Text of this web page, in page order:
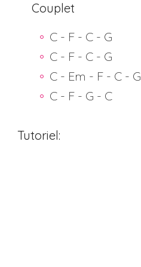
Couplet
C - F - C - G
C - F - C - G
C - Em - F - C - G
C - F - G - C
Tutoriel: